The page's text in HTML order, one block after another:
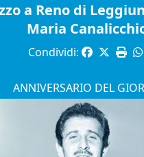
a Reno di
Maria
Condividi:
ANNIVERSARIO DEL